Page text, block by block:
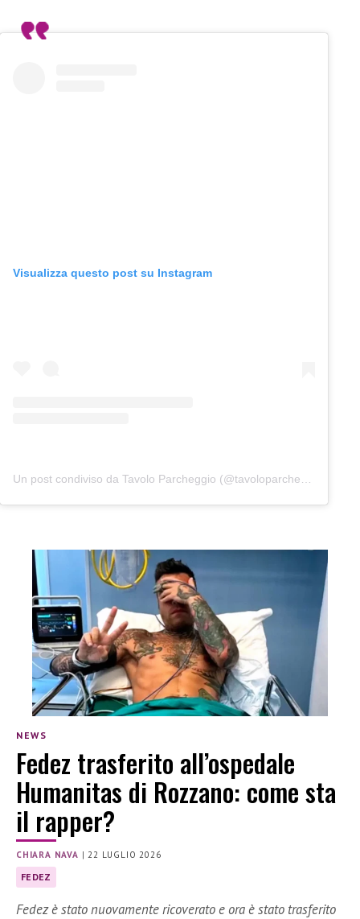
Visualizza questo post su Instagram
NEWS
Fedez trasferito all’ospedale
Humanitas di Rozzano: come sta
il rapper?
CHIARA NAVA |22 LUGLIO 2026
FEDEZ
Fedez è stato nuovamente ricoverato e ora è stato trasferito